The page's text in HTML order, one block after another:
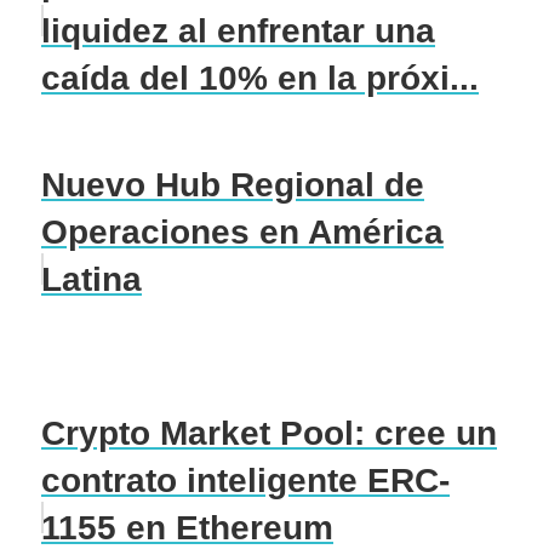
liquidez al enfrentar una
caída del 10% en la próxi...
Nuevo Hub Regional de
Operaciones en América
Latina
Crypto Market Pool: cree un
contrato inteligente ERC-
1155 en Ethereum